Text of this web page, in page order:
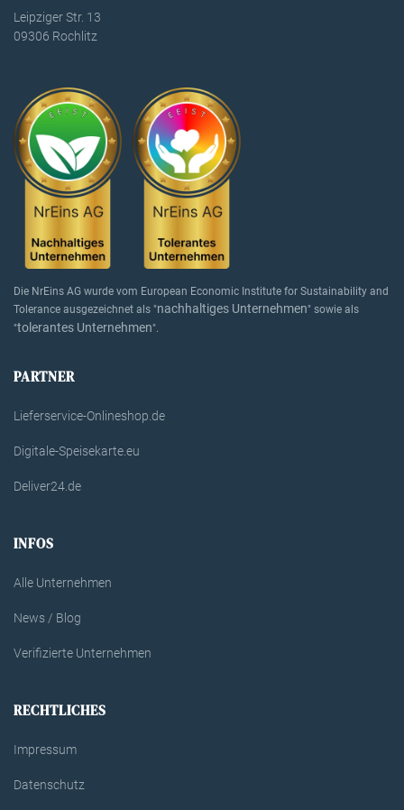
Leipziger Str. 13
09306 Rochlitz
Die NrEins AG wurde vom European Economic Institute for Sustainability and
Tolerance ausgezeichnet als "nachhaltiges Unternehmen" sowie als
"tolerantes Unternehmen".
PARTNER
Lieferservice-Onlineshop.de
Digitale-Speisekarte.eu
Deliver24.de
INFOS
Alle Unternehmen
News / Blog
Verifizierte Unternehmen
RECHTLICHES
Impressum
Datenschutz